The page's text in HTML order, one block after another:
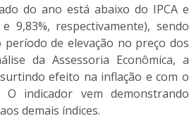
do ano está abaixo do IPCA e
9,83%, respectivamente), sendo
de elevação no preço dos
da Assessoria Econômica, a
efeito na inflação e com o
indicador vem demonstrando
demais índices.